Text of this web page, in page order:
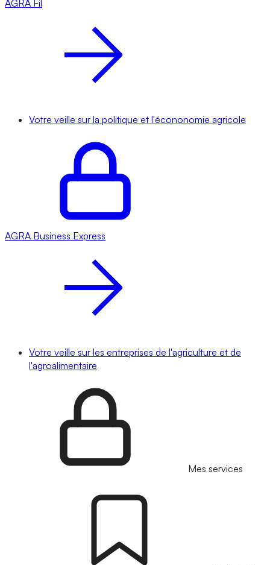
AGRA Fil
Votre veille sur la politique et l'écononomie agricole
AGRA Business Express
Votre veille sur les entreprises de l'agriculture et de
l'agroalimentaire
Mes services